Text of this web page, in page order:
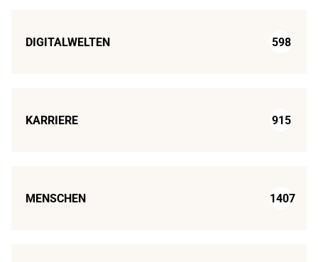
DIGITALWELTEN 598
KARRIERE 915
MENSCHEN 1407